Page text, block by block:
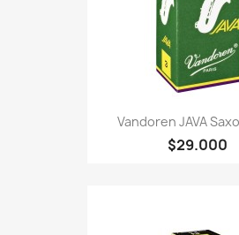
Vandoren JAVA
$29.000